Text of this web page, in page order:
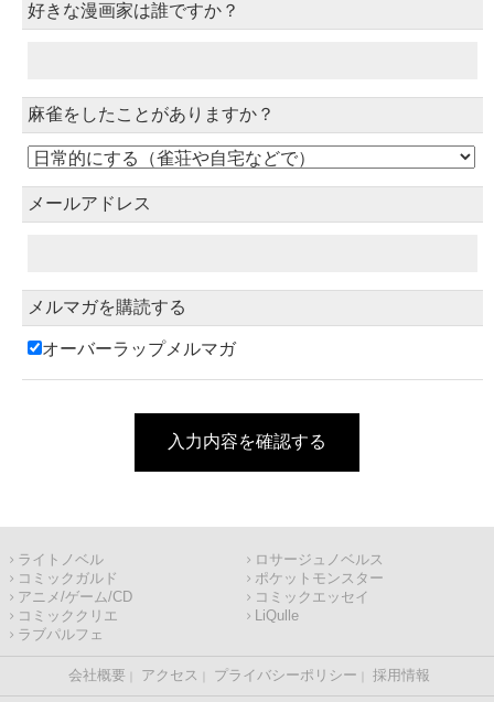
好きな漫画家は誰ですか？
麻雀をしたことがありますか？
メールアドレス
メルマガを購読する
オーバーラップメルマガ
入力内容を確認する
ライトノベル
ロサージュノベルス
コミックガルド
ポケットモンスター
アニメ/ゲーム/CD
コミックエッセイ
コミッククリエ
LiQulle
ラブパルフェ
会社概要 アクセス プライバシーポリシー 採用情報